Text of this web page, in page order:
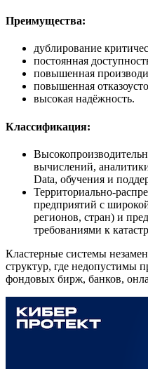
Преимущества:
дублирование
постоянная
повышенная
повышенная
высокая надёжность.
Классификация:
вычислений,
Data, обучения и
Территориально-
предприятий с
регионов, стран) и
требованиями к
Кластерные системы
структур, где недопустимы
фондовых бирж, банков,